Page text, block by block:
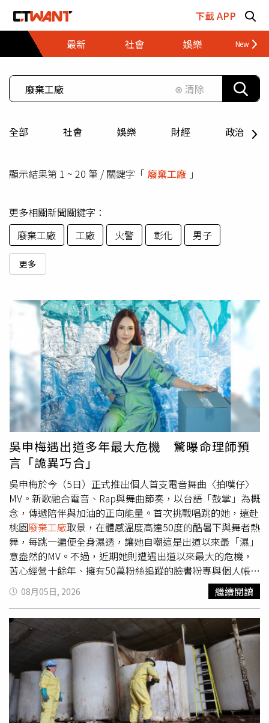
下載 APP
最新
社會 娛樂 財經
⊗ 清除
全部 社會 娛樂 財經 政治
顯示結果第 1 ~ 20 筆 / 關鍵字「 廢棄工廠 」
更多相關新聞關鍵字：
廢棄工廠
工廠 火警 彰化 男子
更多
吳申梅遇出道多年最大危機 驚曝命理師預
言「詭異巧合」
吳申梅於今（5日）正式推出個人首支電音舞曲〈拍噗仔〉
MV。新歌融合電音、Rap與舞曲節奏，以台語「鼓掌」為概
念，傳遞陪伴與加油的正向能量。首次挑戰唱跳的她，遠赴
桃園廢棄工廠取景，在體感溫度高達50度的酷暑下與舞者熱
舞，每跳一遍便全身濕透，讓她自嘲這是出道以來最「濕」
意盎然的MV。不過，近期她則遭遇出道以來最大的危機，
苦心經營十餘年、擁有50萬粉絲追蹤的臉書粉專與個人帳號
遭駭客入侵，不僅奪走管理權限，更大量張貼西班牙文AI短
劇，讓她心急如焚、崩潰直喊：「那是我的重要資產啊！」
吳申梅透露，先前曾有命理師預言「要注意東西會不見」，
沒想到竟應驗在社群帳號上。她除了拍影片提醒粉絲切勿上
當受騙外，目前已正式完成報案，並委請律師向Meta寄發
律師函，盼能盡快奪回重要數位資產。面對粉絲熱心建議她
向總統陳情，她深感溫馨與哭笑不得，表示將把心情化為力
量，繼續宣傳新歌〈拍噗仔〉。吳申梅苦心經營十餘年、擁
有50萬粉絲追蹤的臉書粉專與個人帳號遭駭客入侵。（圖／
喜上梅梢娛樂提供）
08月05日, 2026 繼續閱讀